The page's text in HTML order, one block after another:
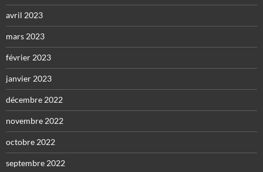
avril 2023
mars 2023
février 2023
janvier 2023
décembre 2022
novembre 2022
octobre 2022
septembre 2022